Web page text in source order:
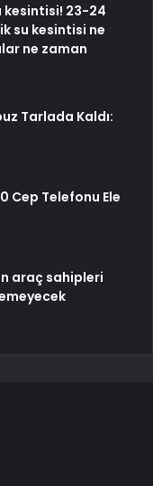
kesintisi! 23-24
su kesintisi ne
ne zaman
Tarlada Kaldı:
Cep Telefonu Ele
araç sahipleri